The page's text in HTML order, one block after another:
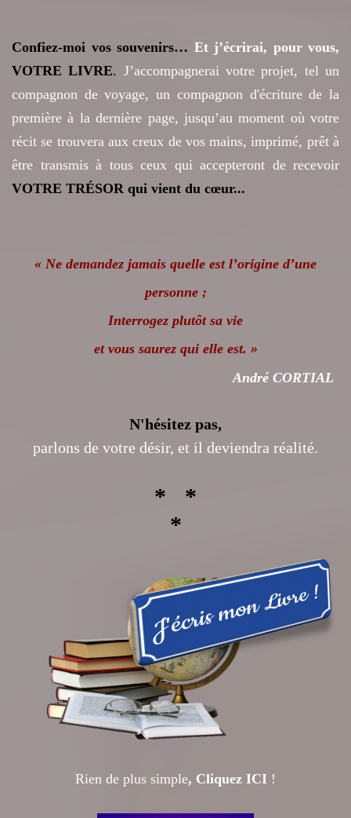
Confiez-moi vos souvenirs… Et j’écrirai, pour vous,
VOTRE LIVRE. J’accompagnerai votre projet, tel un
compagnon de voyage, un compagnon d'écriture de la
première à la dernière page, jusqu’au moment où votre
récit se trouvera aux creux de vos mains, imprimé, prêt à
être transmis à tous ceux qui accepteront de recevoir
VOTRE TRÉSOR qui vient du cœur...
« Ne demandez jamais quelle est l’origine d’une
personne ;
Interrogez plutôt sa vie
et vous saurez qui elle est. »
André CORTIAL
N'hésitez pas,
parlons de votre désir, et il deviendra réalité.
* *
*
Rien de plus simple, Cliquez ICI !